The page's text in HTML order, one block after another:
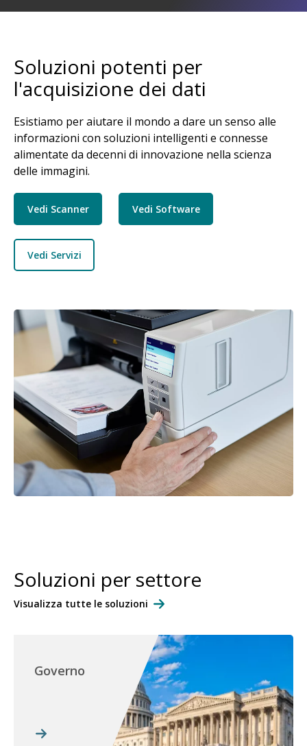
Soluzioni potenti per
l'acquisizione dei dati
Esistiamo per aiutare il mondo a dare un senso alle
informazioni con soluzioni intelligenti e connesse
alimentate da decenni di innovazione nella scienza
delle immagini.
Vedi Scanner Vedi Software
Vedi Servizi
Immagine
Soluzioni per settore
Visualizza tutte le soluzioni
Governo